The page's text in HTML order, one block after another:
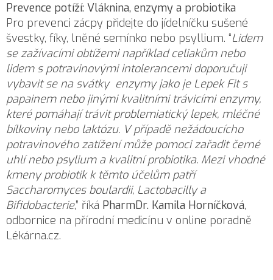
Prevence potíží: Vláknina, enzymy a probiotika
Pro prevenci zácpy přidejte do jídelníčku sušené
švestky, fíky, lněné semínko nebo psyllium. “Lidem
se zažívacími obtížemi například celiakům nebo
lidem s potravinovými intolerancemi doporučuji
vybavit se na svátky enzymy jako je Lepek Fit s
papainem nebo jinými kvalitními trávicími enzymy,
které pomáhají trávit problemiatický lepek, mléčné
bílkoviny nebo laktózu. V případě nežádoucícho
potravinového zatížení může pomoci zařadit černé
uhlí nebo psylium a kvalitní probiotika. Mezi vhodné
kmeny probiotik k těmto účelům patří
Saccharomyces boulardii, Lactobacilly a
Bifidobacterie,” říká PharmDr. Kamila Horníčková,
odbornice na přírodní medicínu v online poradně
Lékárna.cz.